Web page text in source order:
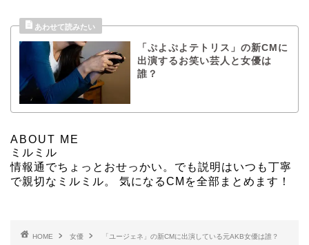
「ぷよぷよテトリス」の新CMに
出演するお笑い芸人と女優は
誰？
ABOUT ME
ミルミル
情報通でちょっとおせっかい。でも説明はいつも丁寧
で親切なミルミル。 気になるCMを全部まとめます！
HOME 女優 「ユージェネ」の新CMに出演している元AKB女優は誰？